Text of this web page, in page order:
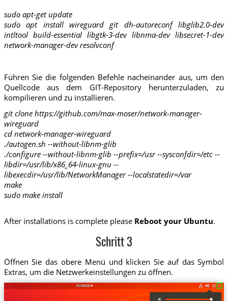
sudo apt-get update
sudo apt install wireguard git dh-autoreconf libglib2.0-dev
intltool build-essential libgtk-3-dev libnma-dev libsecret-1-dev
network-manager-dev resolvconf
Führen Sie die folgenden Befehle nacheinander aus, um den
Quellcode aus dem GIT-Repository herunterzuladen, zu
kompilieren und zu installieren.
git clone https://github.com/max-moser/network-manager-
wireguard
cd network-manager-wireguard
./autogen.sh --without-libnm-glib
./configure --without-libnm-glib --prefix=/usr --sysconfdir=/etc --
libdir=/usr/lib/x86_64-linux-gnu --
libexecdir=/usr/lib/NetworkManager --localstatedir=/var
make
sudo make install
After installations is complete please Reboot your Ubuntu.
Schritt 3
Öffnen Sie das obere Menü und klicken Sie auf das Symbol
Extras, um die Netzwerkeinstellungen zu öffnen.